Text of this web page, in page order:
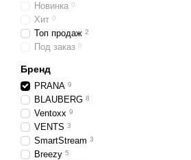
Новинка 0
Хит 0
Топ продаж 2
Под заказ 0
Бренд
PRANA 9
BLAUBERG 8
Ventoxx 9
VENTS 3
SmartStream 3
Breezy 5